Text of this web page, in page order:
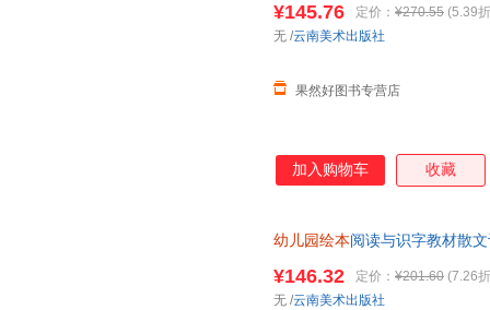
¥145.76 定价： ¥270.55 (5.39
果然好图书专营店
无 /云南美术出版社
加入购物车 收藏
幼儿园绘本阅读与识字教材散
¥146.32 定价： ¥201.60 (7.26
无 /云南美术出版社